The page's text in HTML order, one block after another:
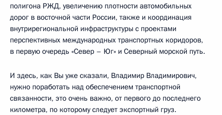
полигона РЖД, увеличению плотности автомобильных
дорог в восточной части России, также и координация
внутрирегиональной инфраструктуры с проектами
перспективных международных транспортных коридоров,
в первую очередь «Север – Юг» и Северный морской путь.
И здесь, как Вы уже сказали, Владимир Владимирович,
нужно поработать над обеспечением транспортной
связанности, это очень важно, от первого до последнего
километра, по которому следует экспортный груз.